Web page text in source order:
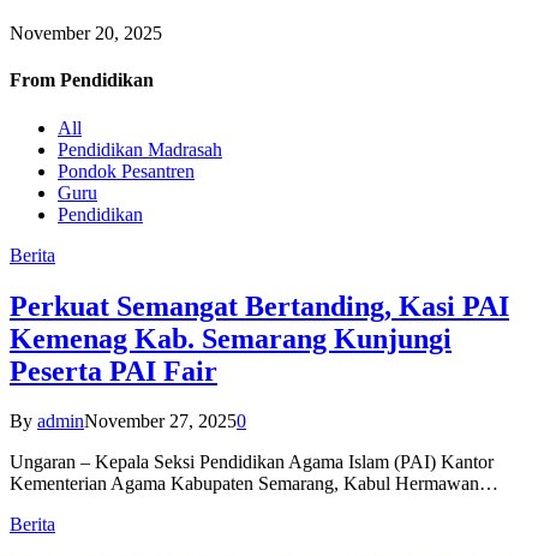
November 20, 2025
From Pendidikan
All
Pendidikan Madrasah
Pondok Pesantren
Guru
Pendidikan
Berita
Perkuat Semangat Bertanding, Kasi PAI
Kemenag Kab. Semarang Kunjungi
Peserta PAI Fair
By adminNovember 27, 20250
Ungaran – Kepala Seksi Pendidikan Agama Islam (PAI) Kantor
Kementerian Agama Kabupaten Semarang, Kabul Hermawan…
Berita